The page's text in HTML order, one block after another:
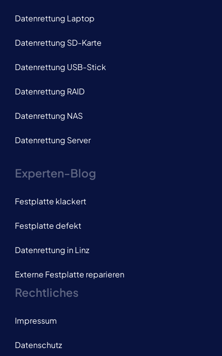
Datenrettung Laptop
Datenrettung SD-Karte
Datenrettung USB-Stick
Datenrettung RAID
Datenrettung NAS
Datenrettung Server
Experten-Blog
Festplatte klackert
Festplatte defekt
Datenrettung in Linz
Externe Festplatte reparieren
Rechtliches
Impressum
Datenschutz